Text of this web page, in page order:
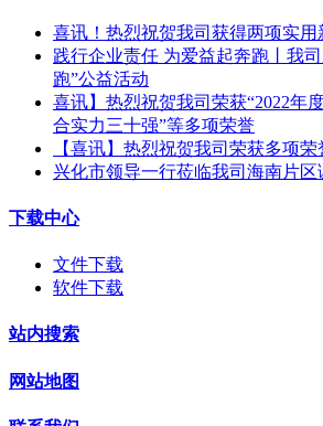
喜讯！热烈祝贺我司获得两项实用
践行企业责任 为爱益起奔跑丨我
跑”公益活动
喜讯】热烈祝贺我司荣获“2022年
合实力三十强”等多项荣誉
【喜讯】热烈祝贺我司荣获多项荣
兴化市领导一行莅临我司海南片区
下载中心
文件下载
软件下载
站内搜索
网站地图